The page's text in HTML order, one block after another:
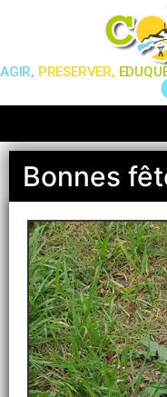
AGIR, PRESERVER,
Bonnes